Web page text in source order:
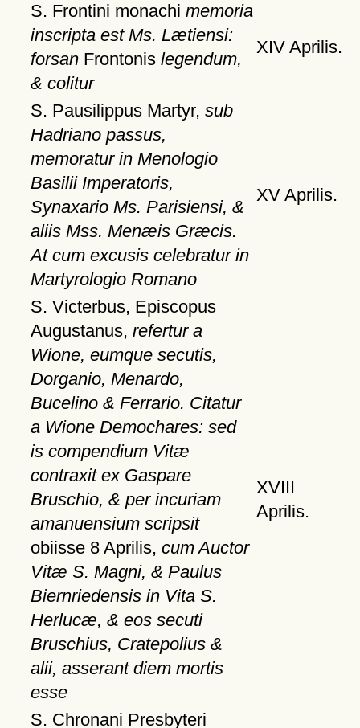
S. Frontini monachi memoria
inscripta est Ms. Lætiensi:
forsanFrontonis legendum,
& colitur
XIV Aprilis.
S. Pausilippus Martyr, sub
Hadriano passus,
memoratur in Menologio
Basilii Imperatoris,
Synaxario Ms. Parisiensi, &
aliis Mss. Menæis Græcis.
At cum excusis celebratur in
Martyrologio Romano
XV Aprilis.
S. Victerbus, Episcopus
Augustanus, refertur a
Wione, eumque secutis,
Dorganio, Menardo,
Bucelino & Ferrario. Citatur
a Wione Demochares: sed
is compendium Vitæ
contraxit ex Gaspare
Bruschio, & per incuriam
amanuensium scripsit
obiisse 8 Aprilis, cum Auctor
Vitæ S. Magni, & Paulus
Biernriedensis in Vita S.
Herlucæ, & eos secuti
Bruschius, Cratepolius &
alii, asserant diem mortis
esse
XVIII
Aprilis.
S. Chronani Presbyteri